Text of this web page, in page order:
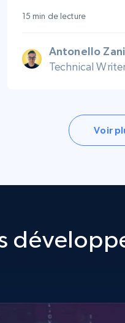
15 min de lecture
Antonello
Technical
Voir